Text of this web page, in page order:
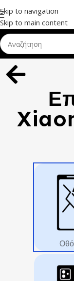
Skip to navigation
Skip to main content